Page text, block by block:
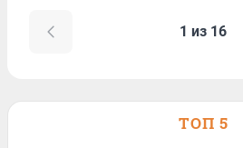
1 из 16
ТОП 5